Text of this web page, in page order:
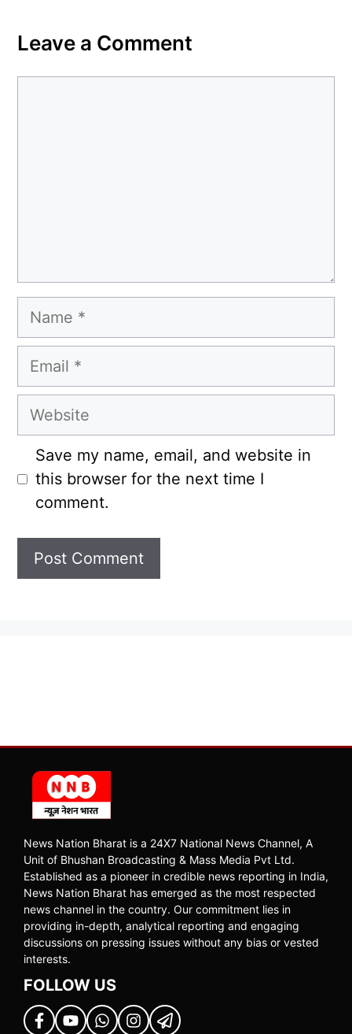
Leave a Comment
Name
Email
Website
Save my name, email, and website in
this browser for the next time I
comment.
News Nation Bharat is a 24X7 National News Channel, A
Unit of Bhushan Broadcasting & Mass Media Pvt Ltd.
Established as a pioneer in credible news reporting in India,
News Nation Bharat has emerged as the most respected
news channel in the country. Our commitment lies in
providing in-depth, analytical reporting and engaging
discussions on pressing issues without any bias or vested
interests.
FOLLOW US